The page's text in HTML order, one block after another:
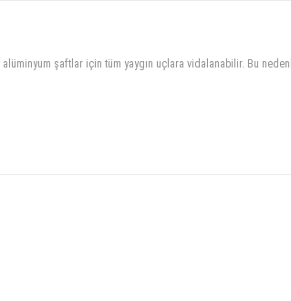
şaftlar için tüm yaygın uçlara vidalanabilir. Bu